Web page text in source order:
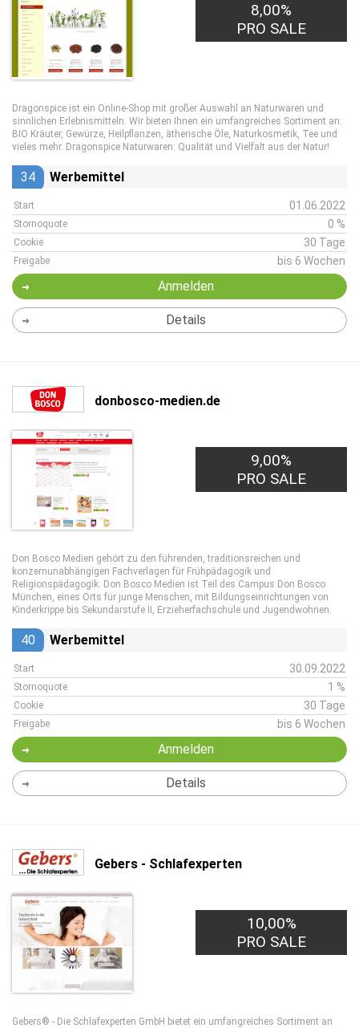
8,00%
PRO SALE
Dragonspice ist ein Online-Shop mit großer Auswahl an Naturwaren und
sinnlichen Erlebnismitteln. Wir bieten Ihnen ein umfangreiches Sortiment an:
BIO Kräuter, Gewürze, Heilpflanzen, ätherische Öle, Naturkosmetik, Tee und
vieles mehr. Dragonspice Naturwaren: Qualität und Vielfalt aus der Natur!
34 Werbemittel
Start 01.06.2022
Stornoquote 0 %
Cookie 30 Tage
Freigabe bis 6 Wochen
Anmelden
Details
donbosco-medien.de
9,00%
PRO SALE
Don Bosco Medien gehört zu den führenden, traditionsreichen und
konzernunabhängigen Fachverlagen für Frühpädagogik und
Religionspädagogik. Don Bosco Medien ist Teil des Campus Don Bosco
München, eines Orts für junge Menschen, mit Bildungseinrichtungen von
Kinderkrippe bis Sekundarstufe II, Erzieherfachschule und Jugendwohnen.
40 Werbemittel
Start 30.09.2022
Stornoquote 1 %
Cookie 30 Tage
Freigabe bis 6 Wochen
Anmelden
Details
Gebers - Schlafexperten
10,00%
PRO SALE
Gebers® - Die Schlafexperten GmbH bietet ein umfangreiches Sortiment an